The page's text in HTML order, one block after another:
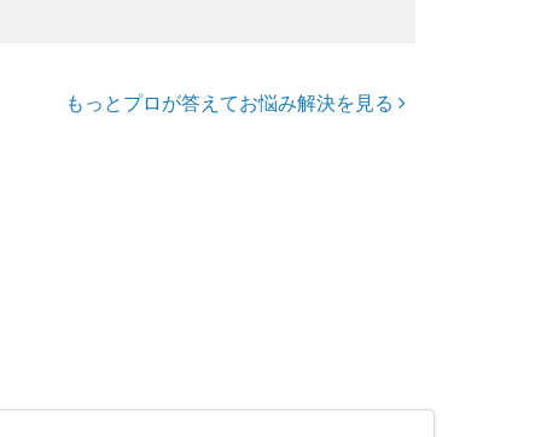
もっとプロが答えてお悩み解決を見る